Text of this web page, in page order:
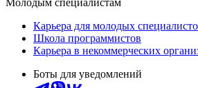
Карьера для молодых
Школа программистов
Карьера в некоммерческих
Боты для уведомлений